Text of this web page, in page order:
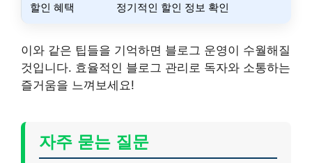
할인 혜택 정기적인 할인 정보 확인
이와 같은 팁들을 기억하면 블로그 운영이 수월해질
것입니다. 효율적인 블로그 관리로 독자와 소통하는
즐거움을 느껴보세요!
자주 묻는 질문